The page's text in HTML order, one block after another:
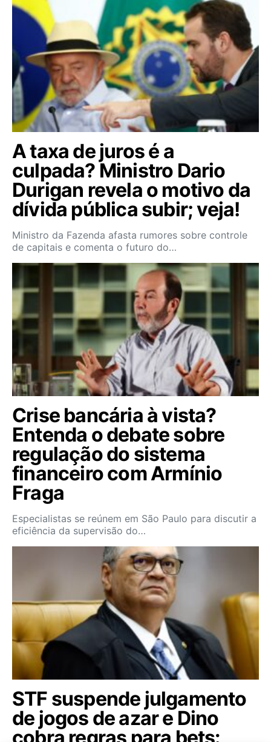
A taxa de juros é a
culpada? Ministro Dario
Durigan revela o motivo da
dívida pública subir; veja!
Ministro da Fazenda afasta rumores sobre controle
de capitais e comenta o futuro do…
Crise bancária à vista?
Entenda o debate sobre
regulação do sistema
financeiro com Armínio
Fraga
Especialistas se reúnem em São Paulo para discutir a
eficiência da supervisão do…
STF suspende julgamento
de jogos de azar e Dino